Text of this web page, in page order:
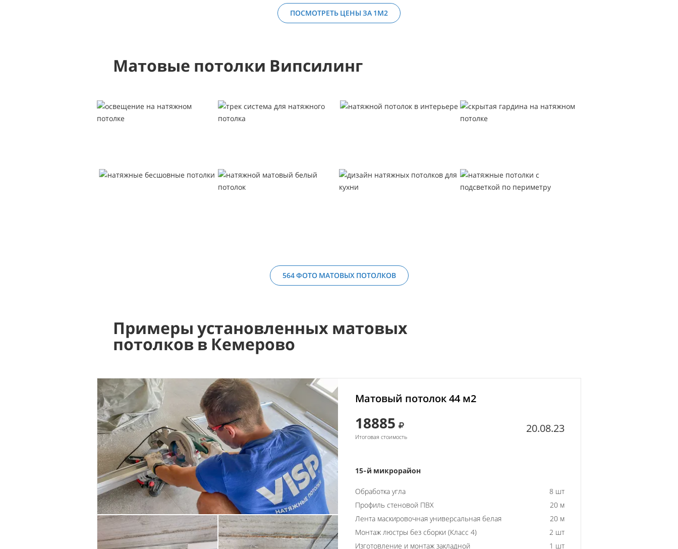
ПОСМОТРЕТЬ ЦЕНЫ ЗА 1М2
Матовые потолки Випсилинг
564 ФОТО МАТОВЫХ ПОТОЛКОВ
Примеры установленных матовых
потолков в Кемерово
Матовый потолок 44 м2
18885
Итоговая стоимость
20.08.23
15-й микрорайон
Обработка угла
8 шт
Профиль стеновой ПВХ
20 м
Лента маскировочная универсальная белая
20 м
Монтаж люстры без сборки (Класс 4)
2 шт
Изготовление и монтаж закладной
1 шт